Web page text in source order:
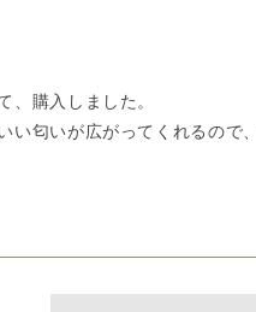
、購入しました。
匂いが広がってくれるので